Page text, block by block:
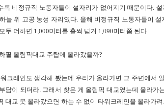
록 비정규직 노동자들이 설자리가 없어지기 때문이다.
늘 위 고공 농성 자리였다. 올해 비정규직 노동자들이
두 더하면 1,000미터를 훌쩍 넘겨 1,090미터쯤 된다.
필 올림픽대교 주탑에 올라갔을까?
크레인도 생각해 봤는데 우리가 올라가면 그 주변에서
담이 되더라. 그래서 찾은 게 올림픽 대교였는데 올라가
대교 못 올라갔으면 하는 수 없이 타워크레인을 올라가